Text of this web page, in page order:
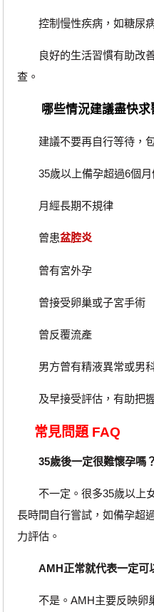
控制慢性疾病，如糖尿病
良好的生活習慣有助改善
查。
哪些情況建議盡快求
建議不要再自行等待，包
35歲以上備孕超過6個月
月經長期不規律
曾患盆腔炎
曾有宮外孕
曾接受卵巢或子宮手術
曾反覆流產
男方曾有精液異常或男
及早接受評估，有助把握
常見問題 FAQ
35歲後一定很難懷孕嗎？
不一定。很多35歲以上女
長時間自行嘗試，如備孕超
力評估。
AMH正常就代表一定可
不是。AMH主要反映卵